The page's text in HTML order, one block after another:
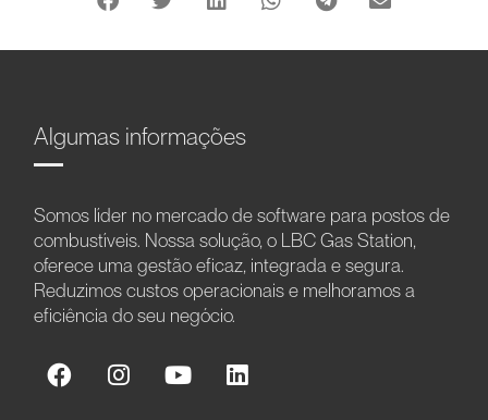
Algumas informações
Somos líder no mercado de software para postos de
combustíveis. Nossa solução, o LBC Gas Station,
oferece uma gestão eficaz, integrada e segura.
Reduzimos custos operacionais e melhoramos a
eficiência do seu negócio.